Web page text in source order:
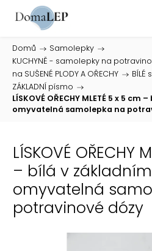
Domů / Samolepky /
KUCHYNĚ - samolepky na
na SUŠENÉ PLODY A OŘECHY /
ZÁKLADNÍ písmo /
LÍSKOVÉ OŘECHY MLETÉ 5 x 5
omyvatelná samolepka na
LÍSKOVÉ OŘECHY
– bílá v
omyvatelná
potravinové dózy